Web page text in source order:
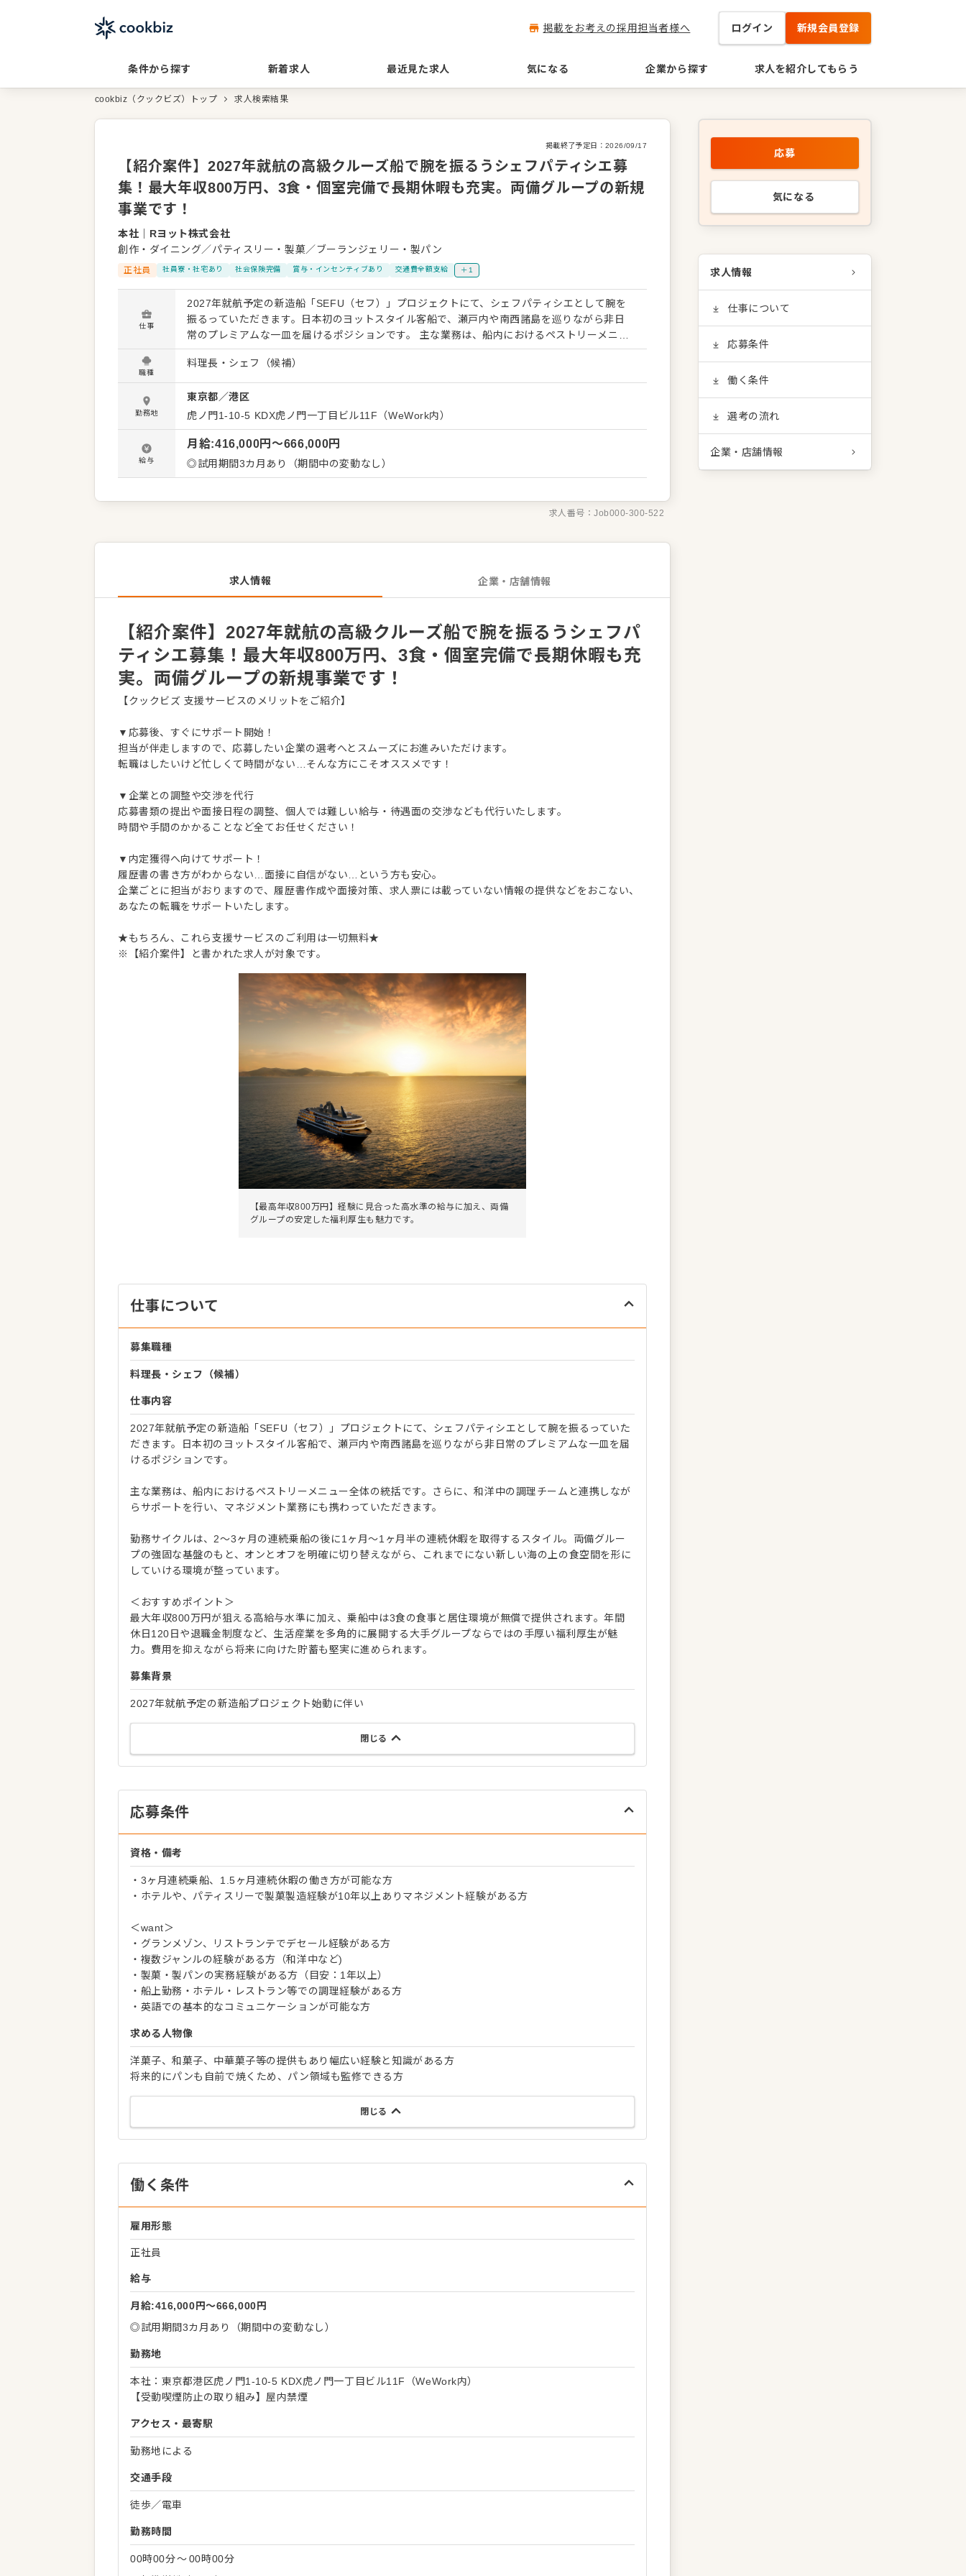
掲載をお考えの採用担当者様へ ログイン 新規会員登録
条件から探す 新着求人 最近見た求人 気になる 企業から探す 求人を紹介してもらう
cookbiz（クックビズ）トップ 求人検索結果
掲載終了予定日： 2026/09/17
【紹介案件】2027年就航の高級クルーズ船で腕を振るうシェフパティシエ募
集！最大年収800万円、3食・個室完備で長期休暇も充実。両備グループの新規
事業です！
本社
Rヨット株式会社
創作・ダイニング／パティスリー・製菓／ブーランジェリー・製パン
正社員 社員寮・社宅あり 社会保険完備 賞与・インセンティブあり 交通費全額支給 ＋1
仕事
2027年就航予定の新造船「SEFU（セフ）」プロジェクトにて、シェフパティシエとして腕を
振るっていただきます。日本初のヨットスタイル客船で、瀬戸内や南西諸島を巡りながら非日
常のプレミアムな一皿を届けるポジションです。 主な業務は、船内におけるペストリーメニュ
ー全体の統括です。さらに、和洋中の調理チームと連携しながらサポートを行い、マネジメン
ト業務にも携わっていただきます。 勤務サイクルは、2～3ヶ月の連続乗船の後に1ヶ月～1ヶ月
半の連続休暇を取得するスタイル。両備グループの強固な基盤のもと、オンとオフを明確に切
り替えながら、これまでにない新しい海の上の食空間を形にしていける環境が整っています。
＜おすすめポイント＞ 最大年収800万円が狙える高給与水準に加え、乗船中は3食の食事と居住
環境が無償で提供されます。年間休日120日や退職金制度など、生活産業を多角的に展開する大
手グループならではの手厚い福利厚生が魅力。費用を抑えながら将来に向けた貯蓄も堅実に進
められます。
職種
料理長・シェフ（候補）
勤務地
東京都／港区
虎ノ門1-10-5 KDX虎ノ門一丁目ビル11F（WeWork内）
給与
月給:416,000円〜666,000円
◎試用期間3カ月あり（期間中の変動なし）
求人番号：Job000-300-522
求人情報 企業・店舗情報
【紹介案件】2027年就航の高級クルーズ船で腕を振るうシェフパ
ティシエ募集！最大年収800万円、3食・個室完備で長期休暇も充
実。両備グループの新規事業です！
【クックビズ 支援サービスのメリットをご紹介】
▼応募後、すぐにサポート開始！
担当が伴走しますので、応募したい企業の選考へとスムーズにお進みいただけます。
転職はしたいけど忙しくて時間がない…そんな方にこそオススメです！
▼企業との調整や交渉を代行
応募書類の提出や面接日程の調整、個人では難しい給与・待遇面の交渉なども代行いたします。
時間や手間のかかることなど全てお任せください！
▼内定獲得へ向けてサポート！
履歴書の書き方がわからない…面接に自信がない…という方も安心。
企業ごとに担当がおりますので、履歴書作成や面接対策、求人票には載っていない情報の提供などをおこない、
あなたの転職をサポートいたします。
★もちろん、これら支援サービスのご利用は一切無料★
※【紹介案件】と書かれた求人が対象です。
【最高年収800万円】経験に見合った高水準の給与に加え、両備
グループの安定した福利厚生も魅力です。
仕事について
募集職種
料理長・シェフ（候補）
仕事内容
2027年就航予定の新造船「SEFU（セフ）」プロジェクトにて、シェフパティシエとして腕を振るっていた
だきます。日本初のヨットスタイル客船で、瀬戸内や南西諸島を巡りながら非日常のプレミアムな一皿を届
けるポジションです。
主な業務は、船内におけるペストリーメニュー全体の統括です。さらに、和洋中の調理チームと連携しなが
らサポートを行い、マネジメント業務にも携わっていただきます。
勤務サイクルは、2～3ヶ月の連続乗船の後に1ヶ月～1ヶ月半の連続休暇を取得するスタイル。両備グルー
プの強固な基盤のもと、オンとオフを明確に切り替えながら、これまでにない新しい海の上の食空間を形に
していける環境が整っています。
＜おすすめポイント＞
最大年収800万円が狙える高給与水準に加え、乗船中は3食の食事と居住環境が無償で提供されます。年間
休日120日や退職金制度など、生活産業を多角的に展開する大手グループならではの手厚い福利厚生が魅
力。費用を抑えながら将来に向けた貯蓄も堅実に進められます。
募集背景
2027年就航予定の新造船プロジェクト始動に伴い
閉じる
応募条件
資格・備考
・3ヶ月連続乗船、1.5ヶ月連続休暇の働き方が可能な方
・ホテルや、パティスリーで製菓製造経験が10年以上ありマネジメント経験がある方
＜want＞
・グランメゾン、リストランテでデセール経験がある方
・複数ジャンルの経験がある方（和洋中など)
・製菓・製パンの実務経験がある方（目安：1年以上）
・船上勤務・ホテル・レストラン等での調理経験がある方
・英語での基本的なコミュニケーションが可能な方
求める人物像
洋菓子、和菓子、中華菓子等の提供もあり幅広い経験と知識がある方
将来的にパンも自前で焼くため、パン領域も監修できる方
閉じる
働く条件
雇用形態
正社員
給与
月給:416,000円〜666,000円
◎試用期間3カ月あり（期間中の変動なし）
勤務地
本社：東京都港区虎ノ門1-10-5 KDX虎ノ門一丁目ビル11F（WeWork内）
【受動喫煙防止の取り組み】屋内禁煙
アクセス・最寄駅
勤務地による
交通手段
徒歩／電車
勤務時間
00時00分〜00時00分
応募
気になる
求人情報
仕事について
応募条件
働く条件
選考の流れ
企業・店舗情報